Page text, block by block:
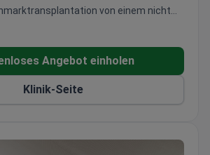
von einem nicht
Angebot einholen
Klinik-Seite